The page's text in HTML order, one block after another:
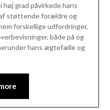
grad påvirkede hans
støttende forældre og
forskellige udfordringer,
både på og
hans ægtefælle og